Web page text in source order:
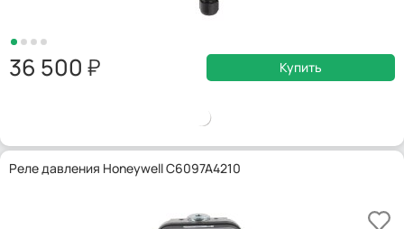
36 500 Купить
Реле давления Honeywell C6097A4210